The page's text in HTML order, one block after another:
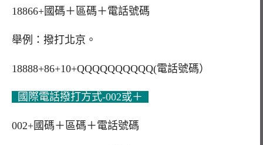
18866+國碼＋區碼＋電話號碼
舉例：撥打北京。
18888+86+10+QQQQQQQQQQ(電話號碼）
國際電話撥打方式-002或＋
002+國碼＋區碼＋電話號碼